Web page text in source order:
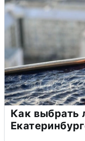
Как выбрать